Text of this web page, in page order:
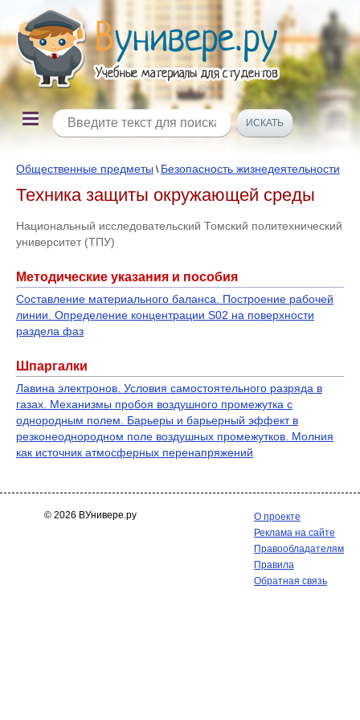
Общественные предметы \ Безопасность жизнедеятельности
Техника защиты окружающей среды
Национальный исследовательский Томский политехнический
университет (ТПУ)
Методические указания и пособия
Составление материального баланса. Построение рабочей
линии. Определение концентрации S02 на поверхности
раздела фаз
Шпаргалки
Лавина электронов. Условия самостоятельного разряда в
газах. Механизмы пробоя воздушного промежутка с
однородным полем. Барьеры и барьерный эффект в
резконеоднородном поле воздушных промежутков. Молния
как источник атмосферных перенапряжений
© 2026 ВУнивере.ру
О проекте
Реклама на сайте
Правообладателям
Правила
Обратная связь